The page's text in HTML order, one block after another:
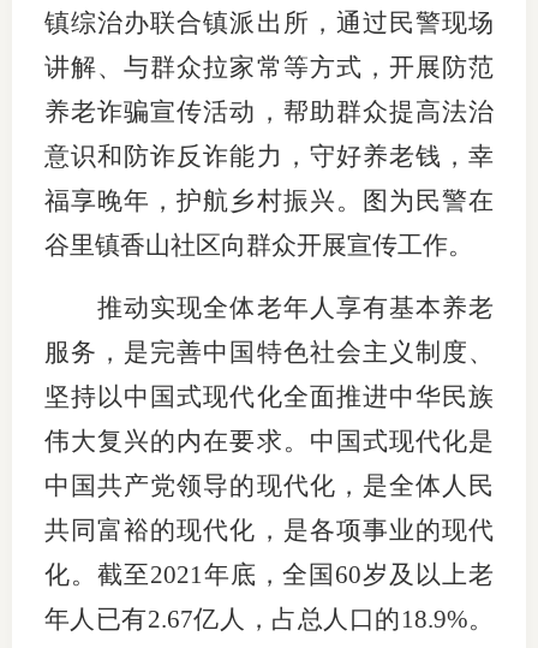
国际交
行业要
图片新
媒体看
协会治
镇综治办联合镇派出所，通过民警现场
讲解、与群众拉家常等方式，开展防范
养老诈骗宣传活动，帮助群众提高法治
意识和防诈反诈能力，守好养老钱，幸
福享晚年，护航乡村振兴。图为民警在
谷里镇香山社区向群众开展宣传工作。
推动实现全体老年人享有基本养老
服务，是完善中国特色社会主义制度、
坚持以中国式现代化全面推进中华民族
伟大复兴的内在要求。中国式现代化是
中国共产党领导的现代化，是全体人民
共同富裕的现代化，是各项事业的现代
化。截至2021年底，全国60岁及以上老
年人已有2.67亿人，占总人口的18.9%。